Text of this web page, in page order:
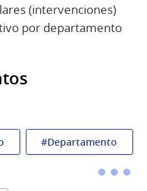
(intervenciones)
por departamento
#Departamento